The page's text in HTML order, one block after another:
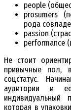
people
prosumers
рода
passion
performance
Не стоит
привычные пол,
соцстатус.
аудитории и
которая в